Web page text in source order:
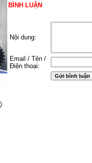
BÌNH LUẬN
Nội dung:
Email / Tên /
Điện thoại: